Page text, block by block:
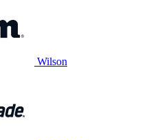
Wilson